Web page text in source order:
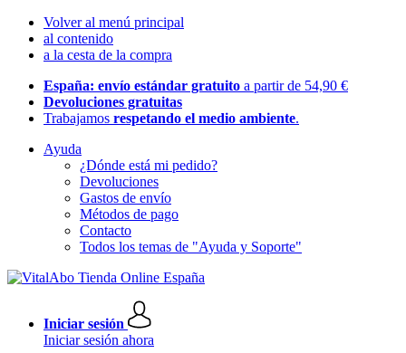
Volver al menú principal
al contenido
a la cesta de la compra
España: envío estándar gratuito a partir de 54,90 €
Devoluciones gratuitas
Trabajamos respetando el medio ambiente.
Ayuda
¿Dónde está mi pedido?
Devoluciones
Gastos de envío
Métodos de pago
Contacto
Todos los temas de "Ayuda y Soporte"
Iniciar sesión
Iniciar sesión ahora